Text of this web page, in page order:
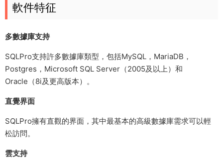
軟件特征
多數據庫支持
SQLPro支持許多數據庫類型，包括MySQL，MariaDB，
Postgres，Microsoft SQL Server（2005及以上）和
Oracle（8i及更高版本）。
直覺界面
SQLPro擁有直觀的界面，其中最基本的高級數據庫需求可以輕
松訪問。
雲支持